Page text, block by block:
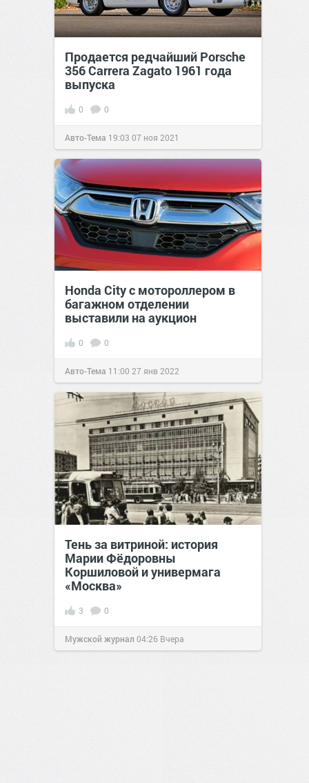
Продается редчайший Porsche
356 Carrera Zagato 1961 года
выпуска
0 0
Авто-Тема 19:03 07 ноя 2021
Honda City с мотороллером в
багажном отделении
выставили на аукцион
0 0
Авто-Тема 11:00 27 янв 2022
Тень за витриной: история
Марии Фёдоровны
Коршиловой и универмага
«Москва»
3 0
Мужской журнал 04:26 Вчера